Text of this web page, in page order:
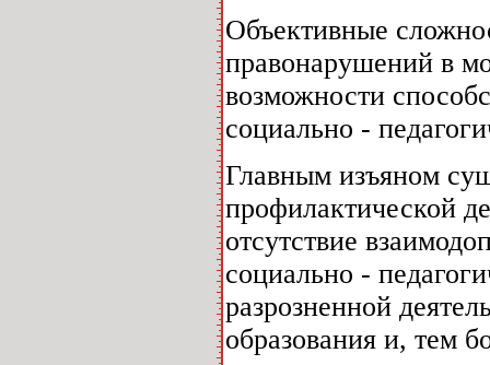
Объективные
правонарушений в
возможности
социально -
Главным изъяном
профилактической
отсутствие
социально -
разрозненной
образования и, тем